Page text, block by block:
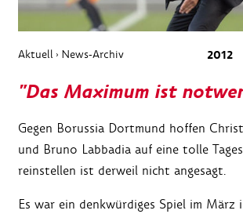
Aktuell › News-Archiv 2012
"Das Maximum ist
Gegen Borussia Dortmund hoffen
und Bruno Labbadia auf eine tolle
reinstellen ist derweil nicht angesagt.
Es war ein denkwürdiges Spiel im